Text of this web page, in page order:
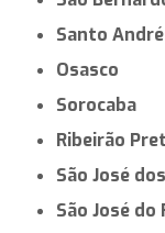
Santo André
Osasco
Sorocaba
Ribeirão
São José
São José